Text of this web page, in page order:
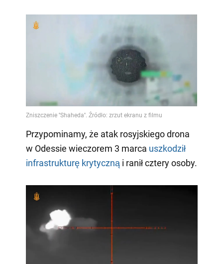
Przypominamy, że atak rosyjskiego drona
w Odessie wieczorem 3 marca uszkodził
infrastrukturę krytycznąi ranił cztery osoby.